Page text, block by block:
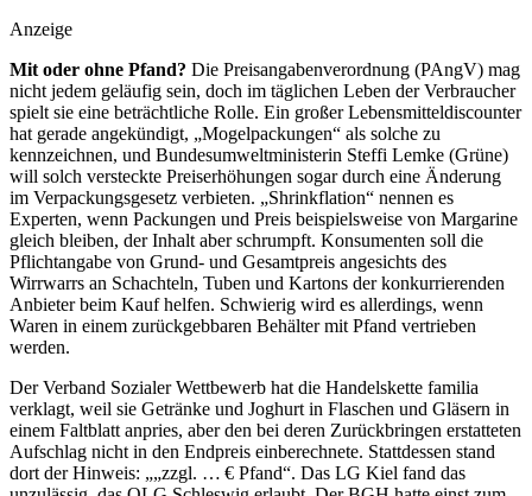
Anzeige
Mit oder ohne Pfand? Die Preisangabenverordnung (PAngV) mag
nicht jedem geläufig sein, doch im täg­lichen Leben der Verbraucher
spielt sie eine beträchtliche Rolle. Ein großer Lebensmitteldiscounter
hat ­gerade angekündigt, „Mogelpackungen“ als solche zu
kennzeichnen, und Bundesumweltministerin Steffi Lemke (Grüne)
will solch versteckte Preiserhöhungen sogar durch eine Änderung
im Verpackungsgesetz ­verbieten. „Shrinkflation“ nennen es
Experten, wenn Packungen und Preis beispielsweise von Margarine
gleich bleiben, der Inhalt aber schrumpft. Konsumenten soll die
Pflichtangabe von Grund- und Gesamtpreis angesichts des
Wirrwarrs an Schachteln, Tuben und Kartons der konkurrierenden
Anbieter beim Kauf helfen. Schwierig wird es allerdings, wenn
Waren in einem zurückgebbaren Behälter mit Pfand vertrieben
werden.
Der Verband Sozialer Wettbewerb hat die Handelskette familia
verklagt, weil sie Getränke und Joghurt in Flaschen und Gläsern in
einem Faltblatt anpries, aber den bei deren Zurückbringen erstatteten
Aufschlag nicht in den Endpreis einberechnete. Stattdessen stand
dort der Hinweis: „„zzgl. … € Pfand“. Das LG Kiel fand das